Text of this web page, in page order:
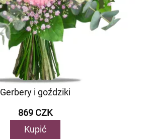
Gerbery i goździki
869 CZK
Kupić